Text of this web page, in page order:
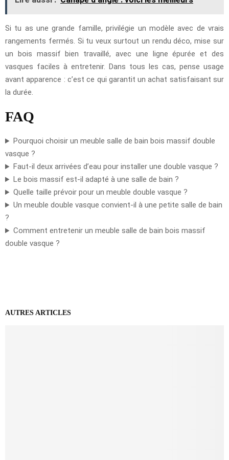
Si tu as une grande famille, privilégie un modèle avec de vrais
rangements fermés. Si tu veux surtout un rendu déco, mise sur
un bois massif bien travaillé, avec une ligne épurée et des
vasques faciles à entretenir. Dans tous les cas, pense usage
avant apparence : c’est ce qui garantit un achat satisfaisant sur
la durée.
FAQ
Pourquoi choisir un meuble salle de bain bois massif double
vasque ?
Faut-il deux arrivées d’eau pour installer une double vasque ?
Le bois massif est-il adapté à une salle de bain ?
Quelle taille prévoir pour un meuble double vasque ?
Un meuble double vasque convient-il à une petite salle de bain
?
Comment entretenir un meuble salle de bain bois massif
double vasque ?
AUTRES ARTICLES